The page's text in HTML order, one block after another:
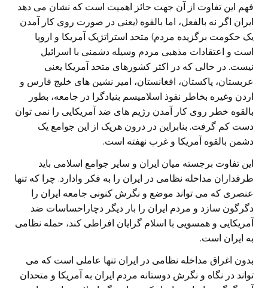
فهم اين تفاوت از آن جهت حائز اهميت است که نشان می دهد
ايران اگر نه بالفعل، اما بالقوه (يعنی در صورت روی کار آمدن
يک حکومت برگزيده مردم) متحد استراتژيک آمريکا و اروپا
است و اعتقادات مذهبی مردم وسيله دشمنی با اسرائيل
نيست. در حالی که در اکثر کشورهای متحد آمريکا يعنی
عربستان، پاکستان، افغانستان، امير نشين های خليج فارس و
اردن وغيره بخاطر نفوذ اسلاميسم بنيادگرا در جامعه، بطور
بالقوه خطر روی کار آمدن رژيم های ضد آمريکايی را نمی توان
دست کم گرفت. بنابراين در درون هريک از اين جوامع يک
دشمن بالقوه آمريکا و غرب نهفته است.
اين تفاوت برجسته ميان ايران و ساير جوامع اسلامی بايد
طرفداران مداخله نظامی در ايران را به فکر وادارد. چرا که تنها
عنصری که می تواند موضع و نگرش کنونی جامعه ايران را
دگرگون سازد و مردم ايران را بار ديگر دچاراحساسات ضد
آمريکايی و همسويی با اسلام گرايان افراطی کند، حمله نظامی
به ايران است.
بدون اغراق مداخله نظامی در ايران تنها عاملی است که می
تواند در نگاه و نگرش دوستانه مردم ايران به آمريکا و متحدان